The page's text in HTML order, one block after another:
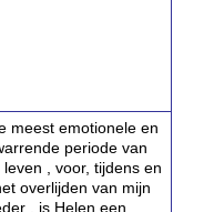
meest emotionele en
periode van
leven , voor, tijdens en
overlijden van mijn
, is Helen een